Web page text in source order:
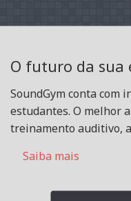
O futuro da sua
SoundGym conta com
estudantes. O melhor
treinamento auditivo,
Saiba mais